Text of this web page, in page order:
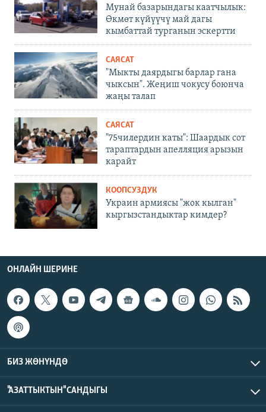
Мунай базарындагы каатчылык:
Өкмөт күйүүчү май дагы
кымбаттай турганын эскертти
САЯСАТ
"Мыкты даярдыгы барлар гана
чыксын". Жеңиш чокусу боюнча
жаңы талап
САЯСАТ
"75чилердин каты": Шаардык сот
тараптардын апелляция арызын
карайт
КООПСУЗДУК
Украин армиясы "жок кылган"
кыргызстандыктар кимдер?
ОНЛАЙН ШЕРИНЕ
БИЗ ЖӨНҮНДӨ
"АЗАТТЫКТЫН" САНДЫГЫ